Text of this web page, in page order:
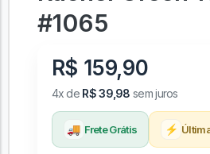
#1065
R$ 159,90
4x de R$ 39,98 sem juros
🚚 Frete Grátis ⚡